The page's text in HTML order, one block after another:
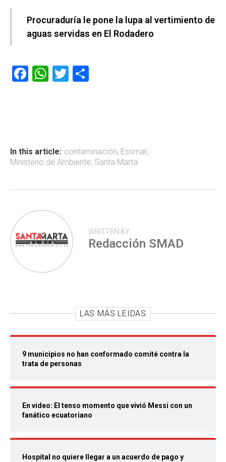
Procuraduría le pone la lupa al vertimiento de
aguas servidas en El Rodadero
F
ok
W
p
p
T
tir
In this article: contaminación, Essmar,
Ministerio de Ambiente, Santa Marta
WRITTEN BY
Redacción SMAD
LAS MÁS LEIDAS
9 municipios no han conformado comité contra la
trata de personas
En video: El tenso momento que vivió Messi con un
fanático ecuatoriano
Hospital no quiere llegar a un acuerdo de pago y